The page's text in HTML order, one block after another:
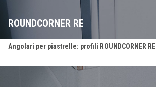
ROUNDCORNER RE
Angolari per piastrelle: profili ROUNDCORNER RE